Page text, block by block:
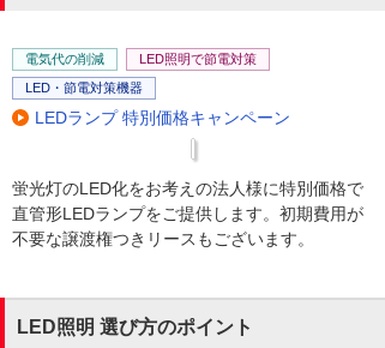
電気代の削減
LED照明で節電対策
LED・節電対策機器
LEDランプ 特別価格キャンペーン
蛍光灯のLED化をお考えの法人様に特別価格で
直管形LEDランプをご提供します。初期費用が
不要な譲渡権つきリースもございます。
LED照明 選び方のポイント